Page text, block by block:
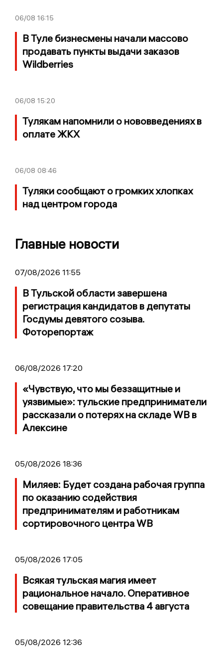
06/08 16:15
В Туле бизнесмены начали массово
продавать пункты выдачи заказов
Wildberries
06/08 15:20
Тулякам напомнили о нововведениях в
оплате ЖКХ
06/08 08:46
Туляки сообщают о громких хлопках
над центром города
Главные новости
07/08/2026 11:55
В Тульской области завершена
регистрация кандидатов в депутаты
Госдумы девятого созыва.
Фоторепортаж
06/08/2026 17:20
«Чувствую, что мы беззащитные и
уязвимые»: тульские предприниматели
рассказали о потерях на складе WB в
Алексине
05/08/2026 18:36
Миляев: Будет создана рабочая группа
по оказанию содействия
предпринимателям и работникам
сортировочного центра WB
05/08/2026 17:05
Всякая тульская магия имеет
рациональное начало. Оперативное
совещание правительства 4 августа
05/08/2026 12:36